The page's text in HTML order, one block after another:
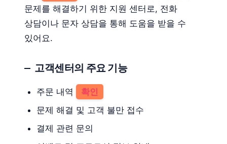
문제를 해결하기 위한 지원 센터로, 전화
상담이나 문자 상담을 통해 도움을 받을 수
있어요.
고객센터의 주요 기능
주문 내역
확인
문제 해결 및 고객 불만 접수
결제 관련 문의